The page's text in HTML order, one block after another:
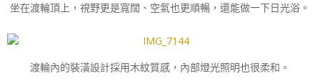
坐在渡輪頂上，視野更是寬闊、空氣也更順暢，還能做一下日光浴。
渡輪內的裝潢設計採用木紋質感，內部燈光照明也很柔和。